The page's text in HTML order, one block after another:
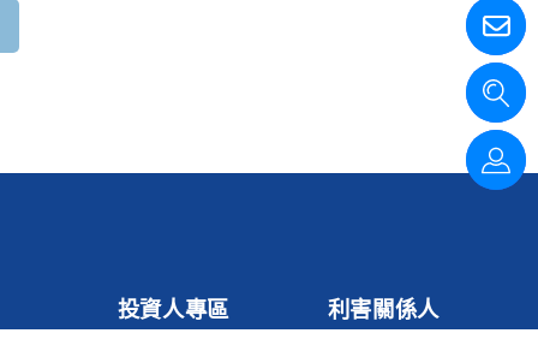
投資人專區 利害關係人